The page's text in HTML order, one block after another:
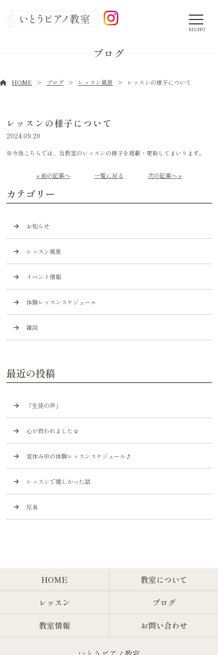
MENU
ブログ
HOME ブログ レッスン風景 レッスンの様子について
レッスンの様子について
2024.09.20
※今後こちらでは、当教室のレッスンの様子を掲載・更新してまいります。
« 前の記事へ 一覧に戻る 次の記事へ »
カテゴリー
お知らせ
レッスン風景
イベント情報
体験レッスンスケジュール
雑談
最近の投稿
「生徒の声」
心が救われました☺️
夏休み中の体験レッスンスケジュール♪
レッスンで嬉しかった話
反省
HOME
教室について
レッスン
ブログ
教室情報
お問い合わせ